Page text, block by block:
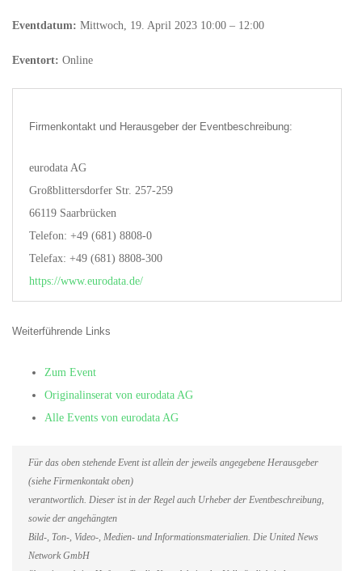
Eventdatum: Mittwoch, 19. April 2023 10:00 – 12:00
Eventort: Online
Firmenkontakt und Herausgeber der Eventbeschreibung:
eurodata AG
Großblittersdorfer Str. 257-259
66119 Saarbrücken
Telefon: +49 (681) 8808-0
Telefax: +49 (681) 8808-300
https://www.eurodata.de/
Weiterführende Links
Zum Event
Originalinserat von eurodata AG
Alle Events von eurodata AG
Für das oben stehende Event ist allein der jeweils angegebene Herausgeber
(siehe Firmenkontakt oben)
verantwortlich. Dieser ist in der Regel auch Urheber der Eventbeschreibung,
sowie der angehängten
Bild-, Ton-, Video-, Medien- und Informationsmaterialien. Die United News
Network GmbH